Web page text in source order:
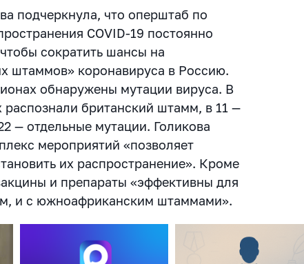
подчеркнула, что оперштаб по
COVID-19 постоянно
сократить шансы на
штаммов» коронавируса в Россию.
обнаружены мутации вируса. В
распознали британский штамм, в 11 —
— отдельные мутации. Голикова
мероприятий «позволяет
их распространение». Кроме
и препараты «эффективны для
и с южноафриканским штаммами».